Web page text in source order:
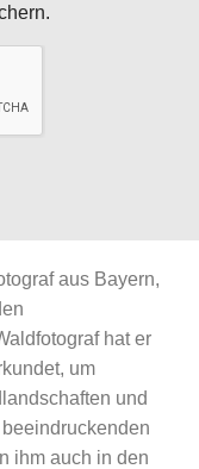
aus Bayern,
hat er
um
und
ihm auch in den